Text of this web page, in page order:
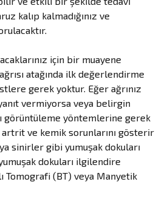
kalıp kalmadığınız ve
için bir muayene
atağında ilk değerlendirme
gerek yoktur. Eğer ağrınız
vermiyorsa veya belirgin
görüntüleme yöntemlerine gerek
ve kemik sorunlarını gösterir
sinirler gibi yumuşak dokuları
dokuları ilgilendire
Tomografi (BT) veya Manyetik